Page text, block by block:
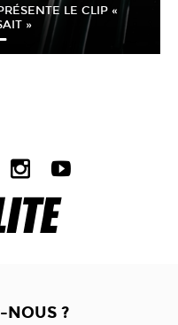
LE CLIP «
»
NOUS ?